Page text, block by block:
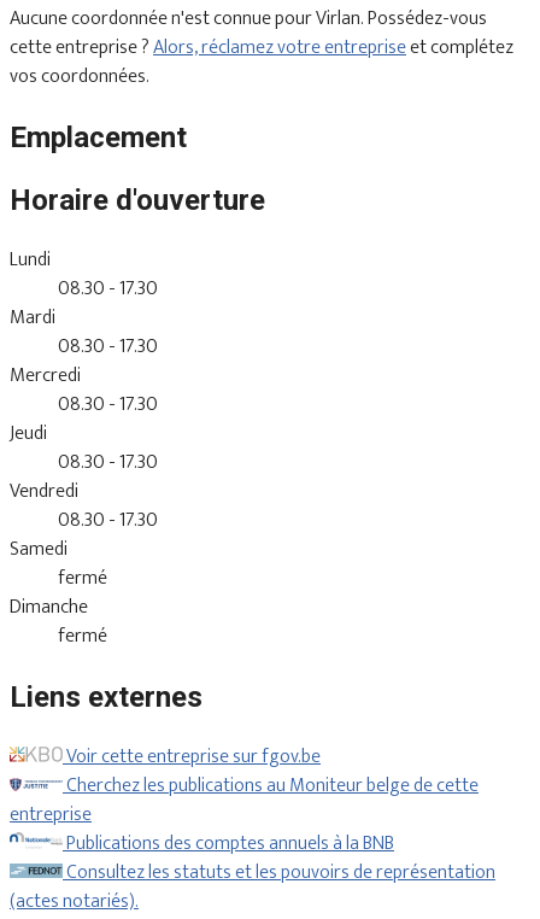
Aucune coordonnée n'est connue pour Virlan. Possédez-vous
cette entreprise ?Alors, réclamez votre entrepriseet complétez
vos coordonnées.
Emplacement
Horaire d'ouverture
Lundi
08.30 - 17.30
Mardi
08.30 - 17.30
Mercredi
08.30 - 17.30
Jeudi
08.30 - 17.30
Vendredi
08.30 - 17.30
Samedi
fermé
Dimanche
fermé
Liens externes
Voir cette entreprise sur fgov.be
Cherchez les publications au Moniteur belge de cette
entreprise
Publications des comptes annuels à la BNB
Consultez les statuts et les pouvoirs de représentation
(actes notariés).